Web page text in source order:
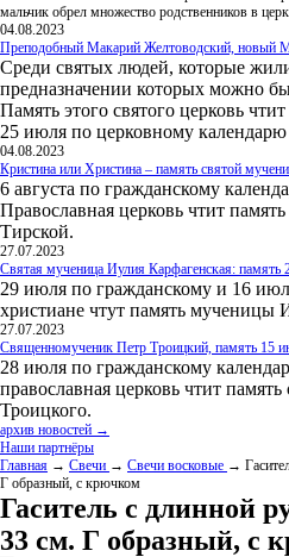
мальчик обрел множество родственников в
04.08.2023
Преподобный Макарий Желтоводский, новый
Среди святых людей, которые
предназначении которых можно
Память этого святого церковь
25 июля по церковному календарю
04.08.2023
Кристина или Христина – память святой
6 августа по гражданскому
Православная церковь чтит
Тирской.
27.07.2023
Святая мученица Иулия Карфагенская:
29 июля по гражданскому и 16
христиане чтут память мученицы
27.07.2023
Священномученик Петр Троицкий, память 15
28 июля по гражданскому
православная церковь чтит
Троицкого.
архив новостей →
Наши партнёры
Главная → Свечи → Свечи восковые →
Г образный, с крючком
Гаситель с длинной
33 см. Г образный, с